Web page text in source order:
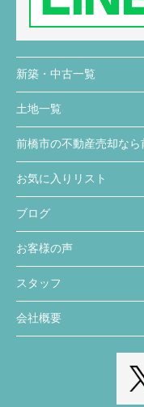
新築・中古一覧
土地一覧
前橋市の不動産売却な
お気に入りリスト
ブログ
お客様の声
スタッフ
会社概要